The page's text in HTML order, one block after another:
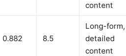
content
0.882 8.5
Long-form,
detailed
content